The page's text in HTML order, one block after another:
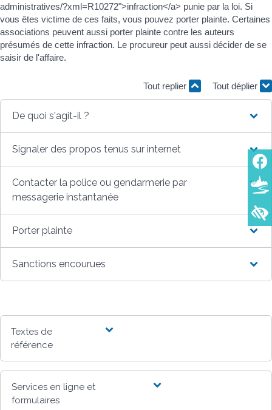
administratives/?xml=R10272">infraction</a> punie par la loi. Si
vous êtes victime de ces faits, vous pouvez porter plainte. Certaines
associations peuvent aussi porter plainte contre les auteurs
présumés de cette infraction. Le procureur peut aussi décider de se
saisir de l'affaire.
Tout replier Tout déplier
De quoi s'agit-il ?
Signaler des propos tenus sur internet
Contacter la police ou gendarmerie par
messagerie instantanée
Porter plainte
Sanctions encourues
Textes de
référence
Services en ligne et
formulaires